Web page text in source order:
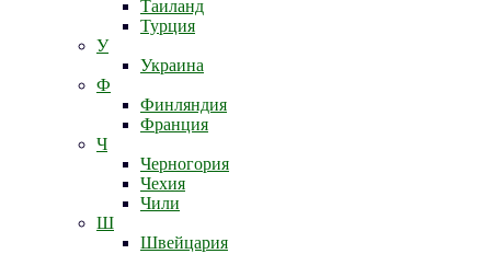
Таиланд
Турция
У
Украина
Ф
Финляндия
Франция
Ч
Черногория
Чехия
Чили
Ш
Швейцария